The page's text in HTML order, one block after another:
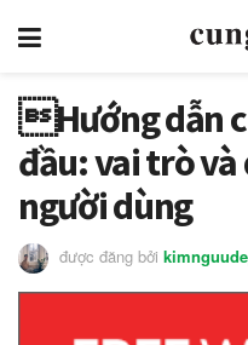
Hướng dẫn
đầu: vai trò và
người dùng
được đăng bởi